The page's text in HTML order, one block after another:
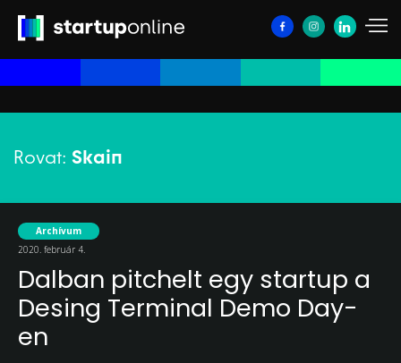
Rovat: Skain
Archívum
2020. február 4.
Dalban pitchelt egy startup a
Desing Terminal Demo Day-
en